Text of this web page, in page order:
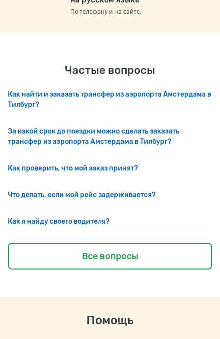
По телефону и на сайте.
Частые вопросы
Как найти и заказать трансфер из аэропорта Амстердама в
Тилбург?
За какой срок до поездки можно сделать заказать
трансфер из аэропорта Амстердама в Тилбург?
Как проверить, что мой заказ принят?
Что делать, если мой рейс задерживается?
Как я найду своего водителя?
Все вопросы
Помощь